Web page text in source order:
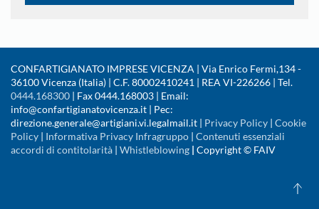
CONFARTIGIANATO IMPRESE VICENZA | Via Enrico Fermi,134 -
36100 Vicenza (Italia) | C.F. 80002410241 | REA VI-226266 | Tel.
0444.168300 | Fax 0444.168003 | Email:
info@confartigianatovicenza.it | Pec:
direzione.generale@artigiani.vi.legalmail.it | Privacy Policy | Cookie
Policy | Informativa Privacy Infragruppo | Contenuti essenziali
accordi di contitolarità | Whistleblowing | Copyright © FAIV